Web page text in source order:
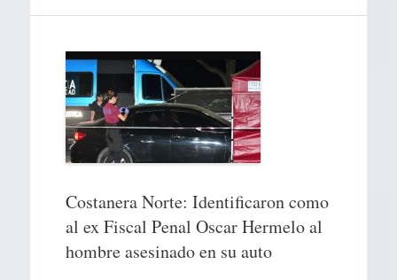
Costanera Norte: Identificaron como
al ex Fiscal Penal Oscar Hermelo al
hombre asesinado en su auto